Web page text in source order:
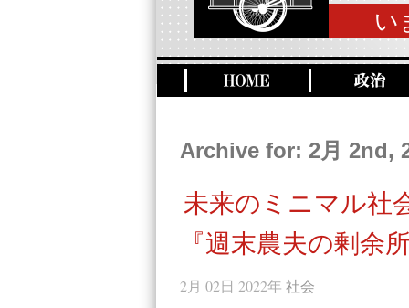
い
Archive for: 2月 2nd,
未来のミニマル社
『週末農夫の剰余
2月 02日 2022年 社会